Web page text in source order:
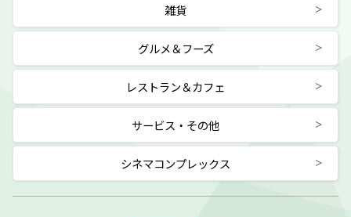
雑貨
グルメ＆フーズ
レストラン＆カフェ
サービス・その他
シネマコンプレックス